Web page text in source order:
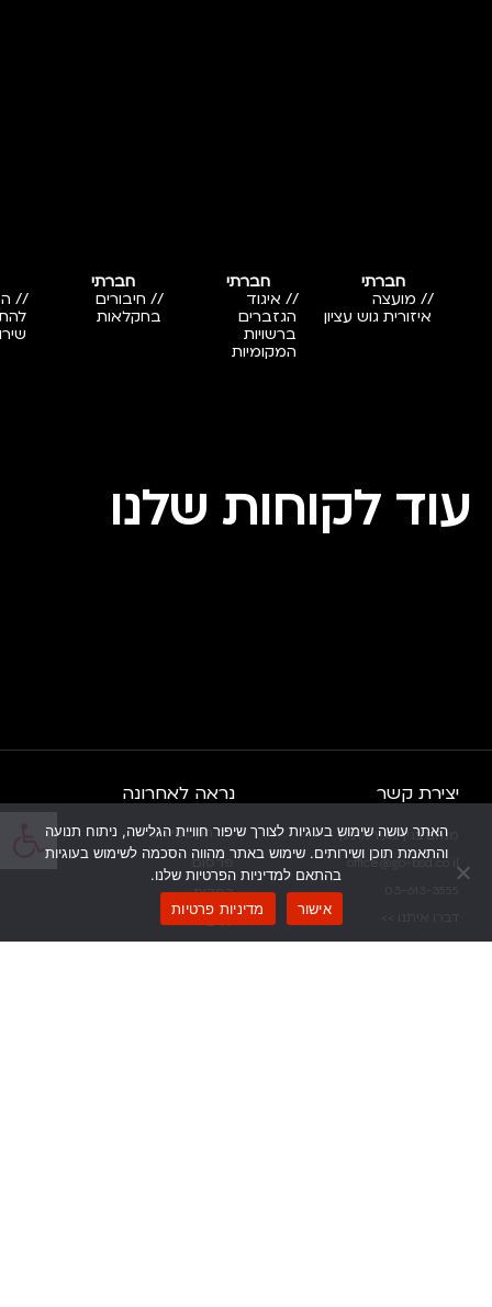
חברתי
// מועצה
איזורית גוש עציון
חברתי
// איגוד
הגזברים
ברשויות
המקומיות
חברתי
// חיבורים
בחקלאות
//
עוד לקוחות שלנו
יצירת קשר
מנחם בגין 42, רמת גן
office@go-bsd.co.il
נראה לאחרונה
כל הקמפיינים
פרסום
הפקות
יח”צ
האתר עושה שימוש בעוגיות לצורך שיפור חוויית הגלישה, ניתוח תנועה
והתאמת תוכן ושירותים. שימוש באתר מהווה הסכמה לשימוש בעוגיות
בהתאם למדיניות הפרטיות שלנו.
אישור
מדיניות פרטיות